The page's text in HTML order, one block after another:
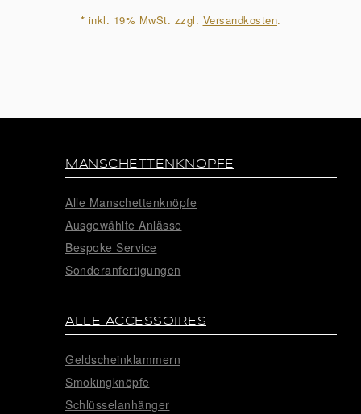
* inkl. 19% MwSt. zzgl. Versandkosten.
MANSCHETTENKNÖPFE
Alle Manschettenknöpfe
Ausgewählte Anlässe
Bespoke Service
Sonderanfertigungen
ALLE ACCESSOIRES
Geldscheinklammern
Smokingknöpfe
Schlüsselanhänger